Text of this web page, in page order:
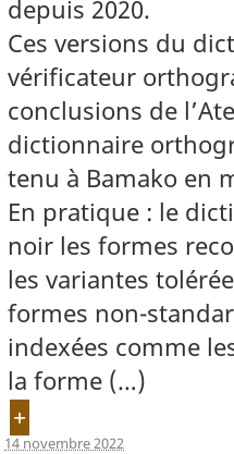
depuis 2020.
Ces versions du
vérificateur
conclusions de
dictionnaire
tenu à Bamako en
En pratique : le
noir les formes
les variantes
formes non-
indexées comme
la forme (…)
+
14 novembre 2022